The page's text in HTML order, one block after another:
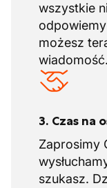
wszystkie
możesz
wiadomość.
3. Czas na
Zaprosimy
szukasz.